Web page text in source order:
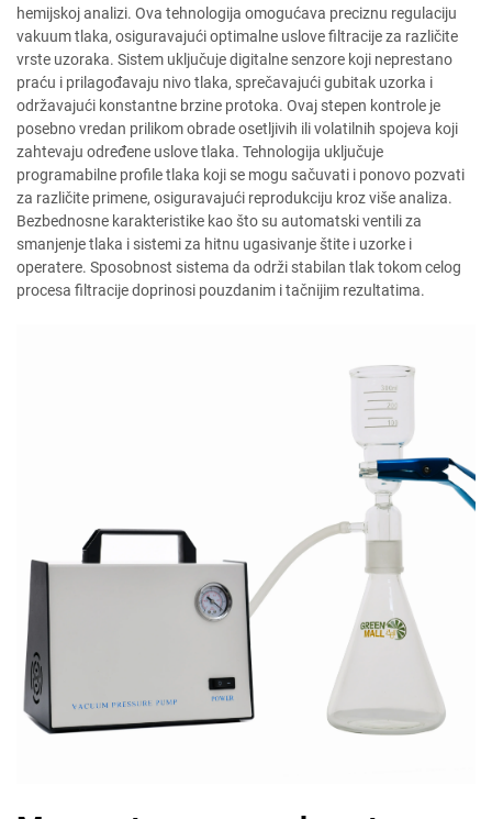
hemijskoj analizi. Ova tehnologija omogućava preciznu regulaciju
vakuum tlaka, osiguravajući optimalne uslove filtracije za različite
vrste uzoraka. Sistem uključuje digitalne senzore koji neprestano
praću i prilagođavaju nivo tlaka, sprečavajući gubitak uzorka i
održavajući konstantne brzine protoka. Ovaj stepen kontrole je
posebno vredan prilikom obrade osetljivih ili volatilnih spojeva koji
zahtevaju određene uslove tlaka. Tehnologija uključuje
programabilne profile tlaka koji se mogu sačuvati i ponovo pozvati
za različite primene, osiguravajući reprodukciju kroz više analiza.
Bezbednosne karakteristike kao što su automatski ventili za
smanjenje tlaka i sistemi za hitnu ugasivanje štite i uzorke i
operatere. Sposobnost sistema da održi stabilan tlak tokom celog
procesa filtracije doprinosi pouzdanim i tačnijim rezultatima.